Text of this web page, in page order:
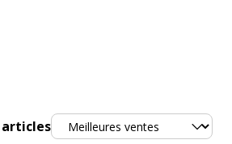
articlesTrier